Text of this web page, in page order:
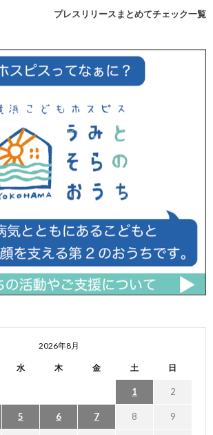
プレスリリースまとめてチェック一覧
2026年8月
水 木 金 土 日
1 2
5 6 7 8 9